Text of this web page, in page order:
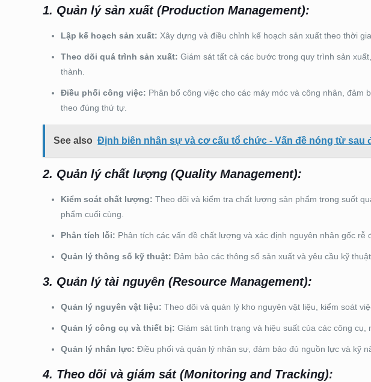
1. Quản lý sản xuất (Production Management):
Lập kế hoạch sản xuất: Xây dựng và điều chỉnh kế hoạch sản xuất theo thời
Theo dõi quá trình sản xuất: Giám sát tất cả các bước trong quy trình sản
thành.
Điều phối công việc: Phân bổ công việc cho các máy móc và công nhân,
theo đúng thứ tự.
See also Định biên nhân sự và cơ cấu tổ chức - Vấn đề nóng từ sau
2. Quản lý chất lượng (Quality Management):
Kiểm soát chất lượng: Theo dõi và kiểm tra chất lượng sản phẩm trong suốt
phẩm cuối cùng.
Phân tích lỗi: Phân tích các vấn đề chất lượng và xác định nguyên nhân gốc rễ
Quản lý thông số kỹ thuật: Đảm bảo các thông số sản xuất và yêu cầu kỹ
3. Quản lý tài nguyên (Resource Management):
Quản lý nguyên vật liệu: Theo dõi và quản lý kho nguyên vật liệu, kiểm soát
Quản lý công cụ và thiết bị: Giám sát tình trạng và hiệu suất của các công cụ,
Quản lý nhân lực: Điều phối và quản lý nhân sự, đảm bảo đủ nguồn lực và kỹ
4. Theo dõi và giám sát (Monitoring and Tracking):